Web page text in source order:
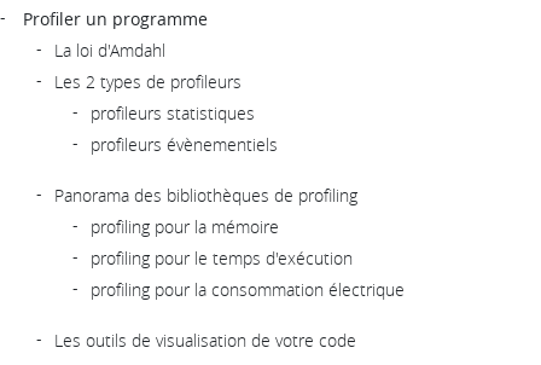
Profiler un programme
La loi d'Amdahl
Les 2 types de profileurs
profileurs statistiques
profileurs évènementiels
Panorama des bibliothèques de profiling
profiling pour la mémoire
profiling pour le temps d'exécution
profiling pour la consommation électrique
Les outils de visualisation de votre code